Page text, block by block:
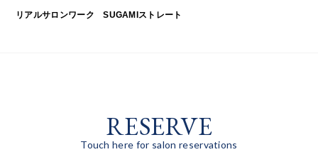
リアルサロンワーク SUGAMIストレート
RESERVE
Touch here for salon reservations